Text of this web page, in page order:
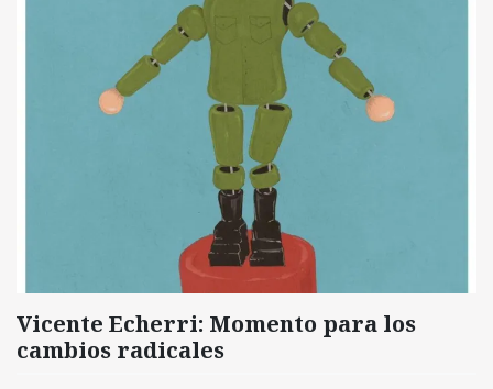
Vicente Echerri: Momento para los
cambios radicales